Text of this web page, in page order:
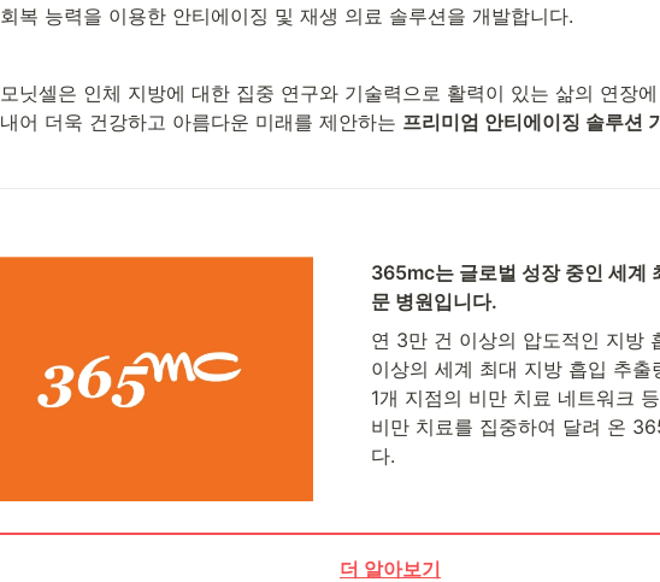
회복 능력을 이용한 안티에이징 및 재생 의료 솔루션을 개발합니다.
모닛셀은 인체 지방에 대한 집중 연구와 기술력으로 활력이 있는 삶의 연장
내어 더욱 건강하고 아름다운 미래를 제안하는 프리미엄 안티에이징 솔루션
365mc는 글로벌 성장 중인 세계
문 병원입니다.
연 3만 건 이상의 압도적인 지방
이상의 세계 최대 지방 흡입 추출
1개 지점의 비만 치료 네트워크
비만 치료를 집중하여 달려 온
다.
더 알아보기